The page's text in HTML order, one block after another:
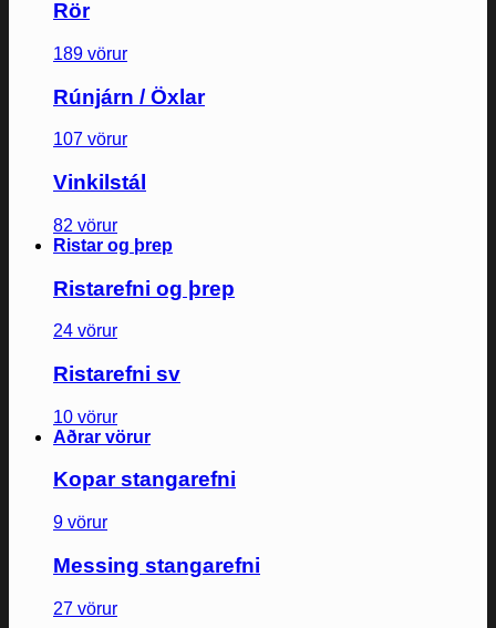
Rör
189 vörur
Rúnjárn / Öxlar
107 vörur
Vinkilstál
82 vörur
Ristar og þrep
Ristarefni og þrep
24 vörur
Ristarefni sv
10 vörur
Aðrar vörur
Kopar stangarefni
9 vörur
Messing stangarefni
27 vörur